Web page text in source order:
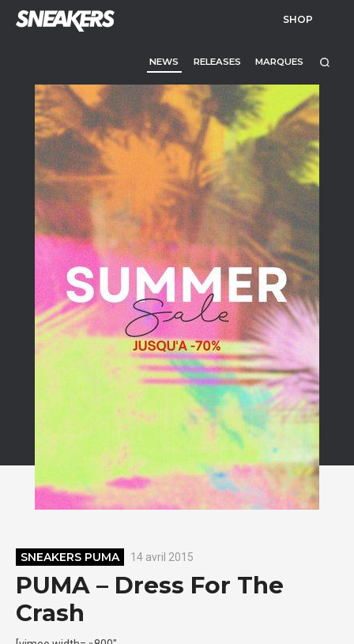
SHOP
NEWS RELEASES MARQUES
SNEAKERS PUMA 14 avril 2015
PUMA – Dress For The
Crash